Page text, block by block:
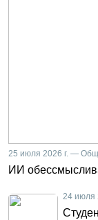
25 июля 2026 г. —
ИИ
24 июля